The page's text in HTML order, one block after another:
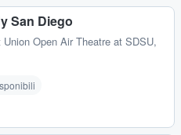
San Diego
Open Air Theatre at SDSU,